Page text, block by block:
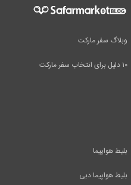
وبلاگ سفر مارکت
۱۰ دلیل برای انتخاب سفر مارکت
بلیط هواپیما
بلیط هواپیما دبی